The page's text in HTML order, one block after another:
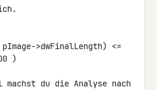
>dwFinalLength) <=
)
machst du die Analyse nach